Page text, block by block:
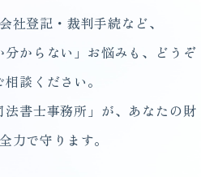
社登記・裁判手続など、
分からない」お悩みも、どうぞ
談ください。
書士事務所」が、あなたの財
力で守ります。